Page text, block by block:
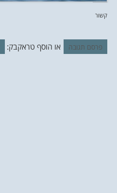
קשור
פרסם תגובה או הוסף טראקבק: